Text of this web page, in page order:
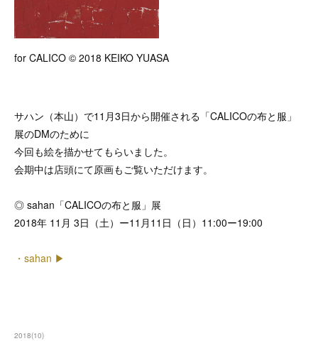
for CALICO © 2018 KEIKO YUASA
サハン（本山）で11月3日から開催される「CALICOの布と服」
展のDMのために
今回も絵を描かせてもらいました。
会期中は店頭にて原画もご覧いただけます。
◎ sahan「CALICOの布と服」展
2018年 11月 3日（土）ー11月11日（日）11:00ー19:00
・sahan ▶
2018(10)